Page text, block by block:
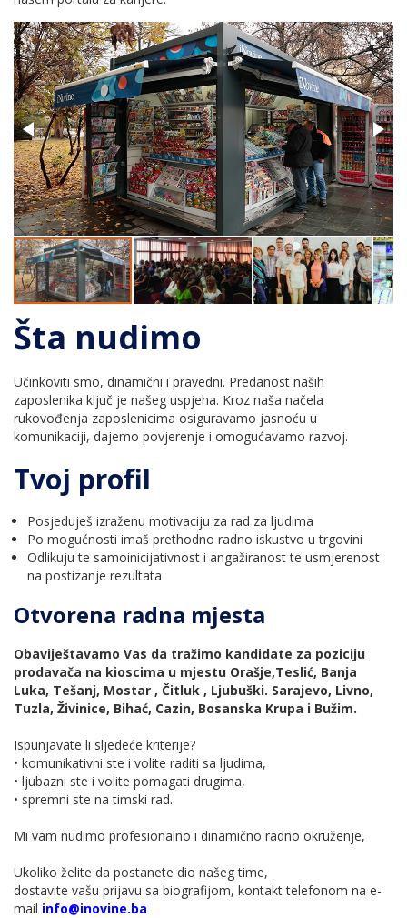
Šta nudimo
Učinkoviti smo, dinamični i pravedni. Predanost naših
zaposlenika ključ je našeg uspjeha. Kroz naša načela
rukovođenja zaposlenicima osiguravamo jasnoću u
komunikaciji, dajemo povjerenje i omogućavamo razvoj.
Tvoj profil
Posjeduješ izraženu motivaciju za rad za ljudima
Po mogućnosti imaš prethodno radno iskustvo u trgovini
Odlikuju te samoinicijativnost i angažiranost te usmjerenost
na postizanje rezultata
Otvorena radna mjesta
Obaviještavamo Vas da tražimo kandidate za poziciju
prodavača na kioscima u mjestu Orašje,Teslić, Banja
Luka, Tešanj, Mostar , Čitluk , Ljubuški. Sarajevo, Livno,
Tuzla, Živinice, Bihać, Cazin, Bosanska Krupa i Bužim.
Ispunjavate li sljedeće kriterije?
• komunikativni ste i volite raditi sa ljudima,
• ljubazni ste i volite pomagati drugima,
• spremni ste na timski rad.
Mi vam nudimo profesionalno i dinamično radno okruženje,
Ukoliko želite da postanete dio našeg time,
dostavite vašu prijavu sa biografijom, kontakt telefonom na e-
mail info@inovine.ba